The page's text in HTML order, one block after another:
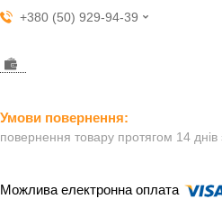
+380 (50) 929-94-39
повернення товару протягом 14 днів